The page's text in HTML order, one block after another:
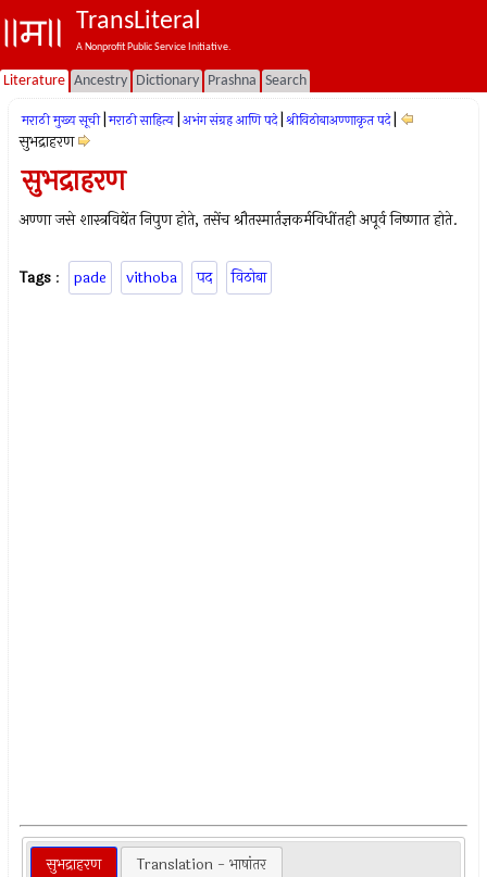
TransLiteral
A Nonprofit Public Service Initiative.
Literature Ancestry Dictionary Prashna Search
मराठी मुख्य सूची मराठी साहित्य अभंग संग्रह आणि पदे श्रीविठोबाअण्णाकृत पदे
सुभद्राहरण
सुभद्राहरण
अण्णा जसे शास्त्रविद्येंत निपुण होते, तसेंच श्रौतस्मार्तज्ञकर्मविधींतही अपूर्व निष्णात होते.
Tags : pade vithoba पद विठोबा
सुभद्राहरण Translation - भाषांतर